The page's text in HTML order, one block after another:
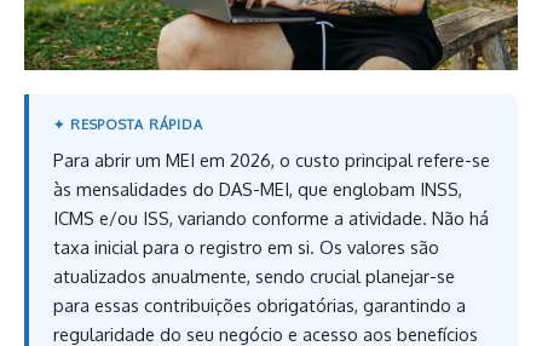
Para abrir um MEI em 2026, o custo principal refere-se
às mensalidades do DAS-MEI, que englobam INSS,
ICMS e/ou ISS, variando conforme a atividade. Não há
taxa inicial para o registro em si. Os valores são
atualizados anualmente, sendo crucial planejar-se
para essas contribuições obrigatórias, garantindo a
regularidade do seu negócio e acesso aos benefícios